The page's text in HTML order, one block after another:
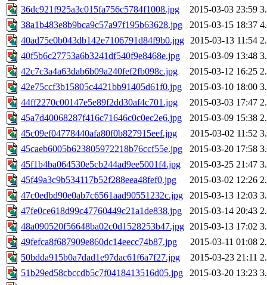
36dc921f925a3c015fa756c5784f1008.jpg
2015-03-03 23:59
38a1b483e8b9bca9c57a97f195b63628.jpg
2015-03-15 18:37
40ad75e0b043db142e7106791d84f9b0.jpg 2015-03-13 11:54
40f5b6c27753a6b3241df540f9e8468e.jpg
2015-03-09 13:48
42c7c3a4a63dab6b09a240fef2fb098c.jpg
2015-03-12 16:25
42e75ccf3b15805c4421bb91405d61f0.jpg
2015-03-10 18:00
44ff2270c00147e5e89f2dd30af4c701.jpg
2015-03-03 17:47
45a7d40068287f416c71646c0c0ec2e6.jpg
2015-03-09 15:38
45c09ef04778440afa80f0b827915eef.jpg
2015-03-02 11:52
45caeb6005b623805972218b76ccf55e.jpg
2015-03-20 17:58
45f1b4ba064530e5cb244ad9ee5001f4.jpg
2015-03-25 21:47
45f49a3c9b534117b52f288eea48fef0.jpg
2015-03-02 12:26
47c0edbd90e0ab7c6561aad90551232c.jpg
2015-03-13 12:03
47fe0ce618d99c47760449c21a1de838.jpg
2015-03-14 20:43
48a090520f56648ba02c0d1528253b47.jpg 2015-03-13 17:02
49fefca8f687909e860dc14eecc74b87.jpg
2015-03-11 01:08
50bdda915b0a7dad1e97dac61f6a7f27.jpg
2015-03-23 21:11
51b29ed58cbccdb5c7f0418413516d05.jpg
2015-03-20 13:23